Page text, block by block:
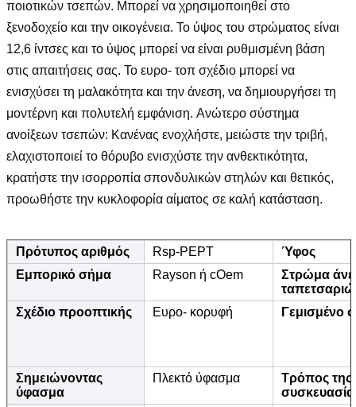
ποιοτικών τσεπών. Μπορεί να χρησιμοποιηθεί στο
ξενοδοχείο και την οικογένεια. Το ύψος του στρώματος είναι
12,6 ίντσες και το ύψος μπορεί να είναι ρυθμισμένη βάση
στις απαιτήσεις σας. Το ευρο- τοπ σχέδιο μπορεί να
ενισχύσει τη μαλακότητα και την άνεση, να δημιουργήσει τη
μοντέρνη και πολυτελή εμφάνιση. Ανώτερο σύστημα
ανοίξεων τσεπών: Κανένας ενοχλήστε, μειώστε την τριβή,
ελαχιστοποιεί το θόρυβο ενισχύστε την ανθεκτικότητα,
κρατήστε την ισορροπία σπονδυλικών στηλών και θετικός,
προωθήστε την κυκλοφορία αίματος σε καλή κατάσταση.
Πρότυπος αριθμός Rsp-PEPT
Ύφος
Εμπορικό σήμα
Rayson ή cOem
Στρώμα
Σχέδιο προοπτικής
Ευρο- κορυφή Γεμισμένο
Σημειώνοντας
ύφασμα
Πλεκτό ύφασμα
Τρόπος της